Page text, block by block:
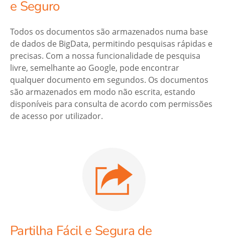
e Seguro
Todos os documentos são armazenados numa base
de dados de BigData, permitindo pesquisas rápidas e
precisas. Com a nossa funcionalidade de pesquisa
livre, semelhante ao Google, pode encontrar
qualquer documento em segundos. Os documentos
são armazenados em modo não escrita, estando
disponíveis para consulta de acordo com permissões
de acesso por utilizador.
Partilha Fácil e Segura de